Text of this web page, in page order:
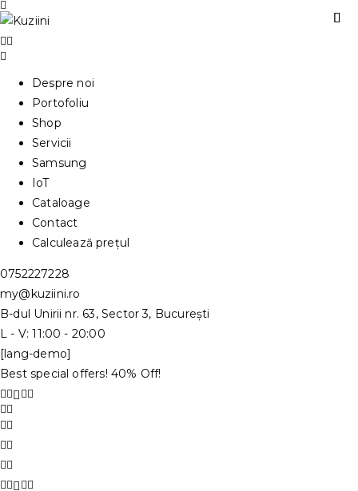
Despre noi
Portofoliu
Shop
Servicii
Samsung
IoT
Cataloage
Contact
Calculează prețul
0752227228
my@kuziini.ro
B-dul Unirii nr. 63, Sector 3, București
L - V: 11:00 - 20:00
[lang-demo]
Best special offers! 40% Off!